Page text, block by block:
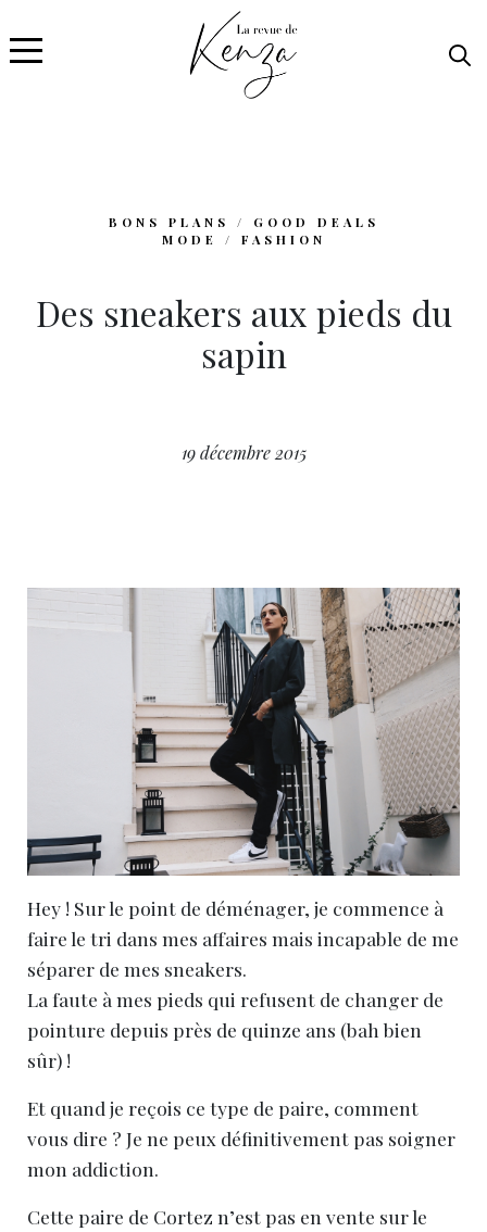
BONS PLANS / GOOD DEALS
MODE / FASHION
Des sneakers aux pieds du
sapin
19 décembre 2015
Hey ! Sur le point de déménager, je commence à
faire le tri dans mes affaires mais incapable de me
séparer de mes sneakers.
La faute à mes pieds qui refusent de changer de
pointure depuis près de quinze ans (bah bien
sûr) !
Et quand je reçois ce type de paire, comment
vous dire ? Je ne peux définitivement pas soigner
mon addiction.
Cette paire de Cortez n’est pas en vente sur le